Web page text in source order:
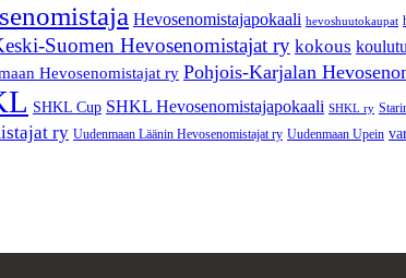
Hevosenomistajapokaali hevoshuutokaupat
Suomen Hevosenomistajat ry kokous
Hevosenomistajat ry Pohjois-Karjalan
SHKL Cup SHKL Hevosenomistajapokaali SHKL ry
ry Uudenmaan Läänin Hevosenomistajat ry Uudenmaan Upein